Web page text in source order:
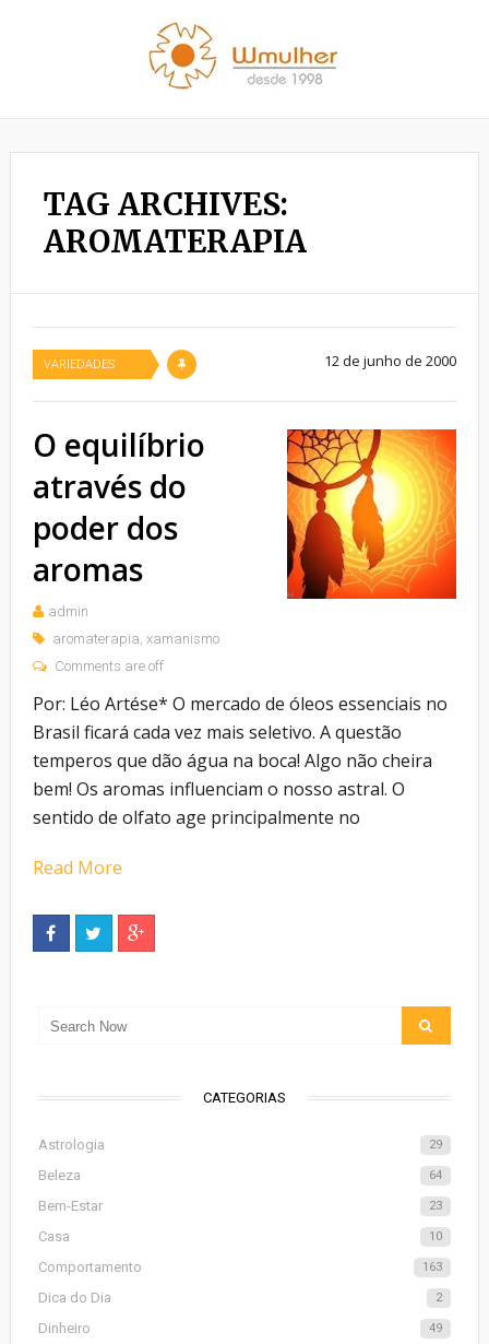
TAG ARCHIVES:
AROMATERAPIA
VARIEDADES 12 de junho de 2000
O equilíbrio
através do
poder dos
aromas
admin
aromaterapia, xamanismo
Comments are off
Por: Léo Artése* O mercado de óleos essenciais no
Brasil ficará cada vez mais seletivo. A questão
temperos que dão água na boca! Algo não cheira
bem! Os aromas influenciam o nosso astral. O
sentido de olfato age principalmente no
Read More
CATEGORIAS
Astrologia 29
Beleza 64
Bem-Estar 23
Casa 10
Comportamento 163
Dica do Dia 2
Dinheiro 49